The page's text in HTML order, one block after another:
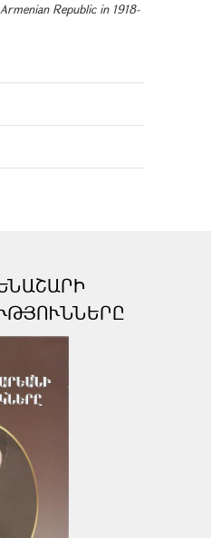
Republic in 1918-